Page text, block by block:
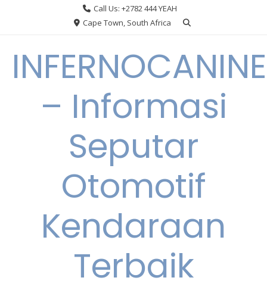
Call Us: +2782 444 YEAH
Cape Town, South Africa
INFERNOCANINE
– Informasi
Seputar
Otomotif
Kendaraan
Terbaik